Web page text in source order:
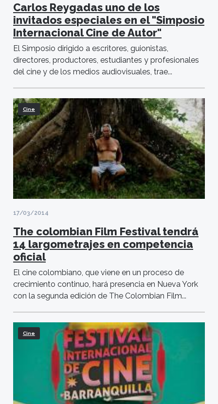
Carlos Reygadas uno de los
invitados especiales en el "Simposio
Internacional Cine de Autor"
El Simposio dirigido a escritores, guionistas,
directores, productores, estudiantes y profesionales
del cine y de los medios audiovisuales, trae...
Cine
17/03/2014
The colombian Film Festival tendrá
14 largometrajes en competencia
oficial
El cine colombiano, que viene en un proceso de
crecimiento continuo, hará presencia en Nueva York
con la segunda edición de The Colombian Film...
Cine